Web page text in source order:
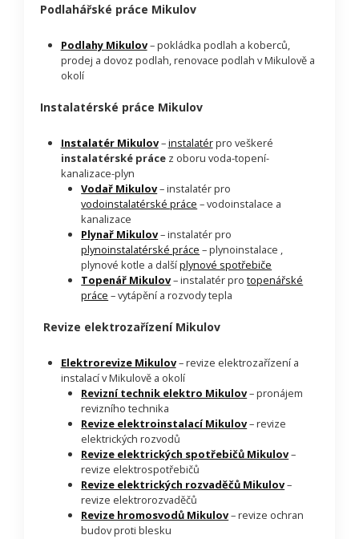
Podlahářské práce Mikulov
Podlahy Mikulov– pokládka podlah a koberců,
prodej a dovoz podlah, renovace podlah v Mikulově a
okolí
Instalatérské práce Mikulov
Instalatér Mikulov–instalatérpro veškeré
instalatérské prácez oboru voda-topení-
kanalizace-plyn
Vodař Mikulov– instalatér pro
vodoinstalatérské práce – vodoinstalace a
kanalizace
Plynař Mikulov– instalatér pro
plynoinstalatérské práce – plynoinstalace ,
plynové kotle a dalšíplynové spotřebiče
Topenář Mikulov– instalatér protopenářské
práce – vytápění a rozvody tepla
Revize elektrozařízení Mikulov
Elektrorevize Mikulov– revize elektrozařízení a
instalací v Mikulově a okolí
Revizní technik elektro Mikulov– pronájem
revizního technika
Revize elektroinstalací Mikulov– revize
elektrických rozvodů
Revize elektrických spotřebičů Mikulov–
revize elektrospotřebičů
Revize elektrických rozvaděčů Mikulov–
revize elektrorozvaděčů
Revize hromosvodů Mikulov– revize ochran
budov proti blesku